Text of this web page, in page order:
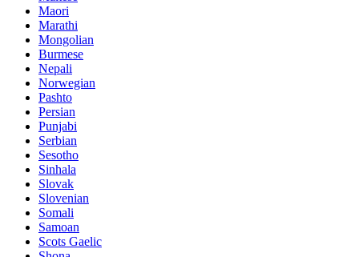
Maori
Marathi
Mongolian
Burmese
Nepali
Norwegian
Pashto
Persian
Punjabi
Serbian
Sesotho
Sinhala
Slovak
Slovenian
Somali
Samoan
Scots Gaelic